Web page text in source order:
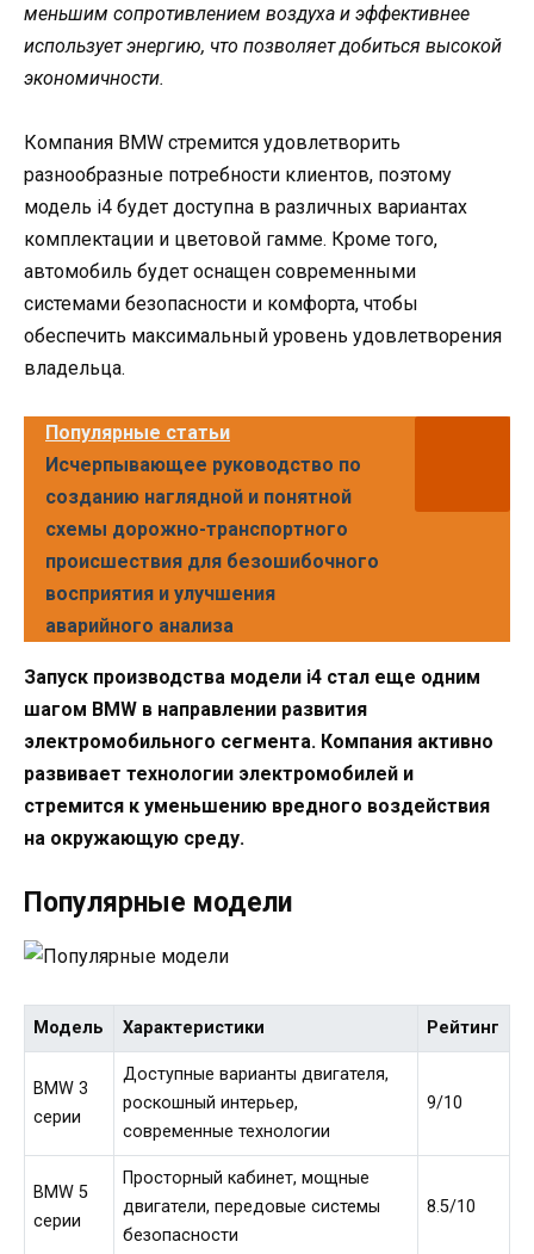
меньшим сопротивлением воздуха и эффективнее
использует энергию, что позволяет добиться высокой
экономичности.
Компания BMW стремится удовлетворить
разнообразные потребности клиентов, поэтому
модель i4 будет доступна в различных вариантах
комплектации и цветовой гамме. Кроме того,
автомобиль будет оснащен современными
системами безопасности и комфорта, чтобы
обеспечить максимальный уровень удовлетворения
владельца.
Популярные статьи
Исчерпывающее руководство по
созданию наглядной и понятной
схемы дорожно-транспортного
происшествия для безошибочного
восприятия и улучшения
аварийного анализа
Запуск производства модели i4 стал еще одним
шагом BMW в направлении развития
электромобильного сегмента. Компания активно
развивает технологии электромобилей и
стремится к уменьшению вредного воздействия
на окружающую среду.
Популярные модели
Модель Характеристики Рейтинг
BMW 3
серии
Доступные варианты двигателя,
роскошный интерьер,
современные технологии
9/10
BMW 5
серии
Просторный кабинет, мощные
двигатели, передовые системы
безопасности
8.5/10